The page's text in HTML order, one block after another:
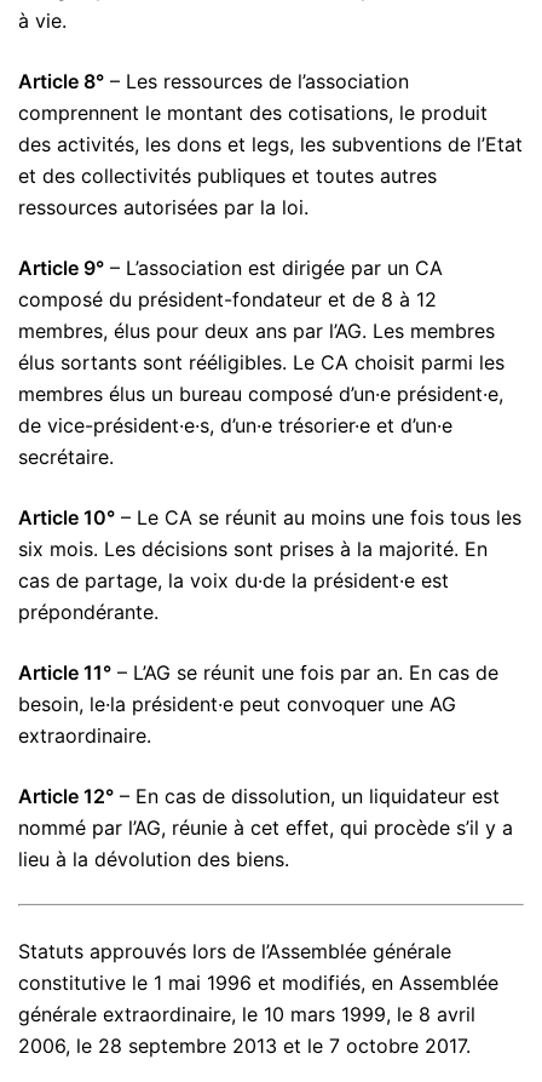
à vie.
Article 8° – Les ressources de l’association
comprennent le montant des cotisations, le produit
des activités, les dons et legs, les subventions de l’Etat
et des collectivités publiques et toutes autres
ressources autorisées par la loi.
Article 9° – L’association est dirigée par un CA
composé du président-fondateur et de 8 à 12
membres, élus pour deux ans par l’AG. Les membres
élus sortants sont rééligibles. Le CA choisit parmi les
membres élus un bureau composé d’un·e président·e,
de vice-président·e·s, d’un·e trésorier·e et d’un·e
secrétaire.
Article 10° – Le CA se réunit au moins une fois tous les
six mois. Les décisions sont prises à la majorité. En
cas de partage, la voix du·de la président·e est
prépondérante.
Article 11° – L’AG se réunit une fois par an. En cas de
besoin, le·la président·e peut convoquer une AG
extraordinaire.
Article 12° – En cas de dissolution, un liquidateur est
nommé par l’AG, réunie à cet effet, qui procède s’il y a
lieu à la dévolution des biens.
Statuts approuvés lors de l’Assemblée générale
constitutive le 1 mai 1996 et modifiés, en Assemblée
générale extraordinaire, le 10 mars 1999, le 8 avril
2006, le 28 septembre 2013 et le 7 octobre 2017.